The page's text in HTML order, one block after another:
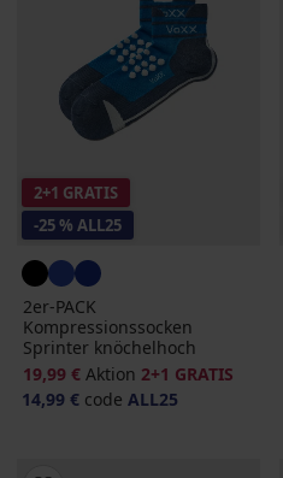
2+1 GRATIS
-25 % ALL25
2er-PACK
Kompressionssocken
Sprinter knöchelhoch
19,99 € Aktion 2+1 GRATIS
14,99 € code ALL25